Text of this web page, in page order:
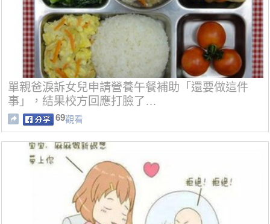
單親爸淚訴女兒申請營養午餐補助「還要做這件
事」，結果校方回應打臉了…
69觀看